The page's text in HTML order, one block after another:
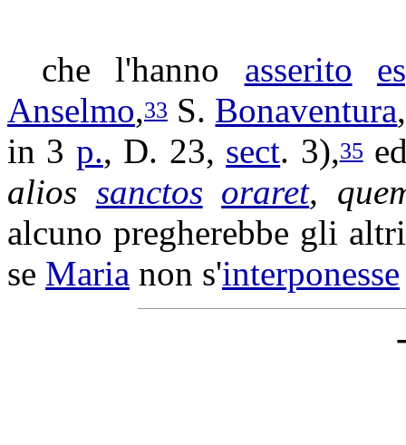
che l'hanno asserito
Anselmo,33 S. Bonaventura,
in 3 p., D. 23, sect. 3),35
alios sanctos oraret,
alcunopregherebbe gli
se Maria non s'interponesse